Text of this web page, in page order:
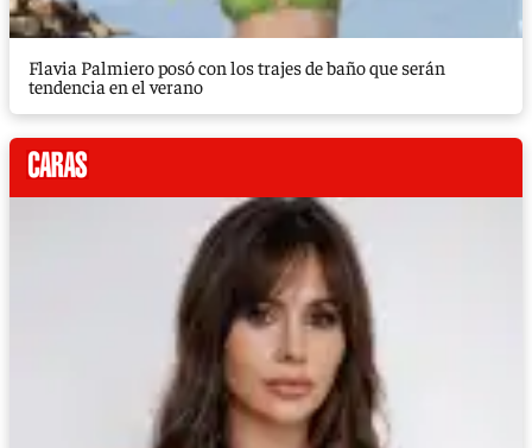
Flavia Palmiero posó con los trajes de baño que serán
tendencia en el verano